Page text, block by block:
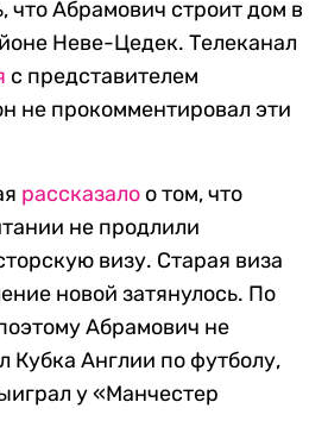
что Абрамович строит дом в
Неве-Цедек. Телеканал
с представителем
не прокомментировал эти
рассказало о том, что
не продлили
визу. Старая виза
новой затянулось. По
Абрамович не
Кубка Англии по футболу,
у «Манчестер